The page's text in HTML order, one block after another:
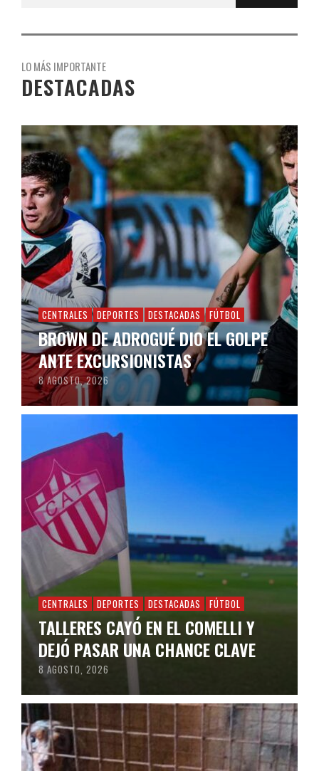
LO MÁS IMPORTANTE
DESTACADAS
CENTRALES DEPORTES DESTACADAS FÚTBOL
BROWN DE ADROGUÉ DIO EL GOLPE
ANTE EXCURSIONISTAS
8 AGOSTO, 2026
CENTRALES DEPORTES DESTACADAS FÚTBOL
TALLERES CAYÓ EN EL COMELLI Y
DEJÓ PASAR UNA CHANCE CLAVE
8 AGOSTO, 2026